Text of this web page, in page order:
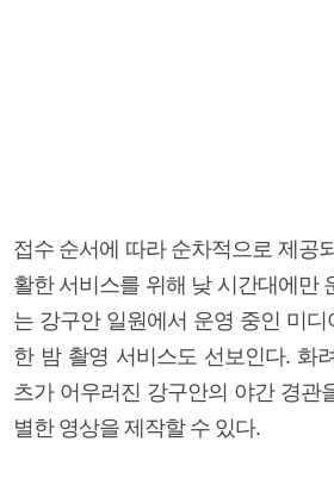
접수 순서에 따라 순차적으로 제공
활한 서비스를 위해 낮 시간대에만
는 강구안 일원에서 운영 중인 미
한 밤 촬영 서비스도 선보인다. 화
츠가 어우러진 강구안의 야간 경관
별한 영상을 제작할 수 있다.